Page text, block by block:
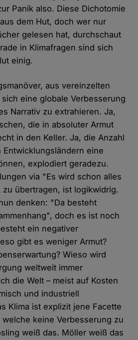
Panik also. Diese Dichotomie
dem Hut, doch wer nur
gelesen hat, durchschaut
in Klimafragen sind sich
einig.
aus vereinzelten
eine globale Verbesserung
Narrativ zu extrahieren. Ja,
die in absoluter Armut
in den Keller. Ja, die Anzahl
eine
explodiert geradezu.
via "Es wird schon alles
übertragen, ist logikwidrig.
denken: "Da besteht
doch es ist noch
ein negativer
gibt es weniger Armut?
Wieso wird
weltweit immer
die Welt – meist auf Kosten
und industriell
Klima ist explizit jene Facette
keine Verbesserung zu
weiß das. Möller weiß das